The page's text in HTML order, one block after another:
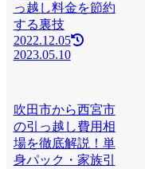
っ越し料金を節約
する裏技
2022.12.05
2023.05.10
吹田市から西宮市
の引っ越し費用相
場を徹底解説！単
身パック・家族引